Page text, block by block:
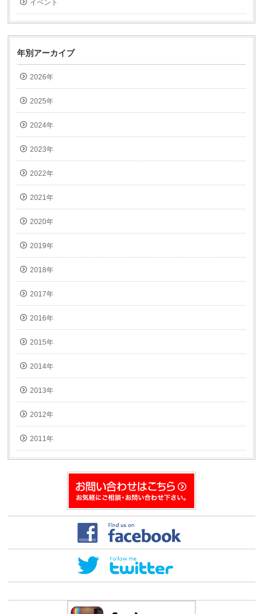
送
信
(新
い
ィ
ン
ド
ウ
で
ま
す)
ン
ド
ウ
開
ま
す)
イベント
年別アーカイブ
2026年
2025年
2024年
2023年
2022年
2021年
2020年
2019年
2018年
2017年
2016年
2015年
2014年
2013年
2012年
2011年